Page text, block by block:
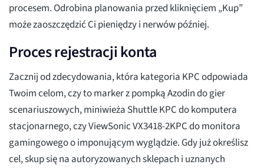
procesem. Odrobina planowania przed kliknięciem „Kup”
może zaoszczędzić Ci pieniędzy i nerwów później.
Proces rejestracji konta
Zacznij od zdecydowania, która kategoria KPC odpowiada
Twoim celom, czy to marker z pompką Azodin do gier
scenariuszowych, miniwieża Shuttle KPC do komputera
stacjonarnego, czy ViewSonic VX3418-2KPC do monitora
gamingowego o imponującym wyglądzie. Gdy już określisz
cel, skup się na autoryzowanych sklepach i uznanych